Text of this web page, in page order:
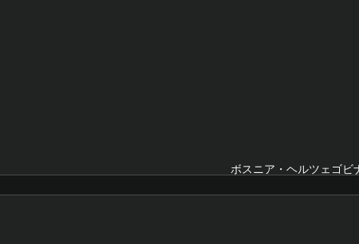
ボスニア・ヘルツェゴビ